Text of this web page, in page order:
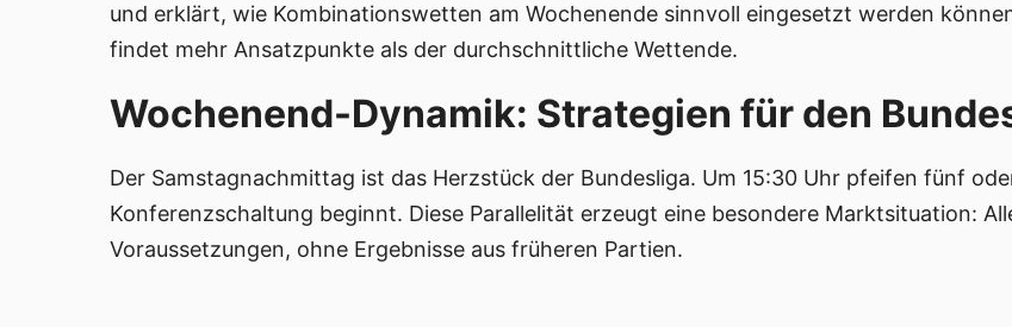
und erklärt, wie Kombinationswetten am Wochenende sinnvoll eingesetzt werden
findet mehr Ansatzpunkte als der durchschnittliche Wettende.
Wochenend-Dynamik: Strategien für den
Der Samstagnachmittag ist das Herzstück der Bundesliga. Um 15:30 Uhr pfeifen fünf
Konferenzschaltung beginnt. Diese Parallelität erzeugt eine besondere Marktsituation:
Voraussetzungen, ohne Ergebnisse aus früheren Partien.